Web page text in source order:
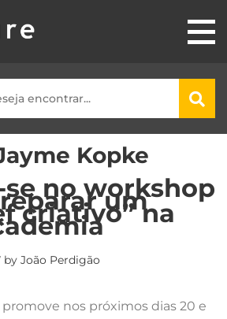
Kopke
no workshop
um
criativo” na
by João Perdigão
promove nos próximos dias 20 e